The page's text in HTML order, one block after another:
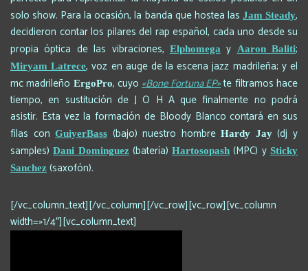
solo show. Para la ocasión, la banda que hostea las Jam Steady,
decidieron contar los pilares del rap español, cada uno desde su
propia óptica de las vibraciones, ElphomegayAaron Baliti;
Miryam Latrece, voz en auge de la escena jazz madrileña; y el
mc madrileño ErgoPro, cuyo«Bone Fortuna EP»te filtramos hace
tiempo, en sustitución de J O H A que finalmente no podrá
asistir. Esta vez la formación de Bloody Blanco contará en sus
filas conGuiyerBass (bajo) nuestro hombreHardy Jay(dj y
samples)Dani Dominguez(batería)Hartosopash(MPC) ySticky
Sanchez (saxofón).
[/vc_column_text][/vc_column][/vc_row][vc_row][vc_column
width=»1/4″][vc_column_text]